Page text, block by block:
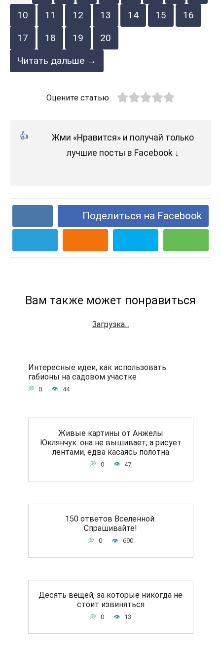
10
11 12 13 14 15
16
17
18 19
20
Читать дальше →
Оцените статью
Жми «Нравится» и получай только
лучшие посты в Facebook ↓
Поделиться на Facebook
Вам также может понравиться
Загрузка...
Интересные идеи, как использовать
габионы на садовом участке
0 44
Живые картины от Анжелы
Юклянчук: она не вышивает, а рисует
лентами, едва касаясь полотна
0 47
150 ответов Вселенной.
Спрашивайте!
0 690
Десять вещей, за которые никогда не
стоит извиняться
0 13